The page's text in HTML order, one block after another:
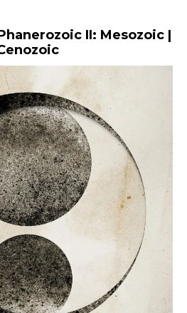
II: Mesozoic |